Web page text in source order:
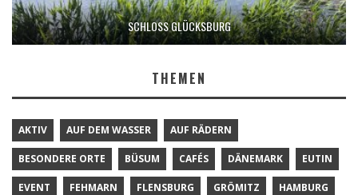
SCHLOSS GLÜCKSBURG
THEMEN
AKTIV AUF DEM WASSER AUF RÄDERN
BESONDERE ORTE BÜSUM CAFÉS DÄNEMARK EUTIN
EVENT FEHMARN FLENSBURG GRÖMITZ HAMBURG